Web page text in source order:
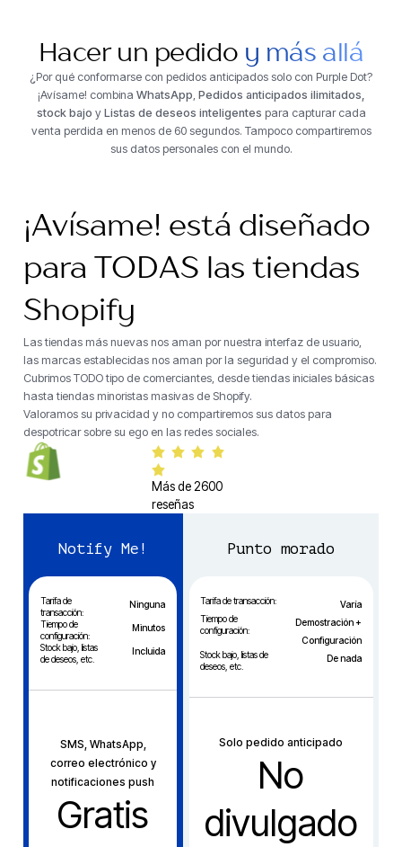
Hacer un pedido y más allá
¿Por qué conformarse con pedidos anticipados solo con Purple Dot?
¡Avísame! combina WhatsApp Pedidos anticipados ilimitados,
stock bajo y Listas de deseos inteligentes para capturar cada
venta perdida en menos de 60 segundos. Tampoco compartiremos
sus datos personales con el mundo.
¡Avísame! está diseñado
para TODAS las tiendas
Shopify
Las tiendas más nuevas nos aman por nuestra interfaz de usuario,
las marcas establecidas nos aman por la seguridad y el compromiso.
Cubrimos TODO tipo de comerciantes, desde tiendas iniciales básicas
hasta tiendas minoristas masivas de Shopify.
Valoramos su privacidad y no compartiremos sus datos para
despotricar sobre su ego en las redes sociales.
Más de 2600
reseñas
Notify Me!
Tarifa de
transacción:
Ninguna
Tiempo de
configuración:
Minutos
Stock bajo, listas
de deseos, etc.
Incluida
SMS, WhatsApp,
correo electrónico y
notificaciones push
Gratis
Punto morado
Tarifa de transacción:
Varía
Tiempo de
configuración:
Demostración +
Configuración
Stock bajo, listas de
deseos, etc.
De nada
Solo pedido anticipado
No
divulgado